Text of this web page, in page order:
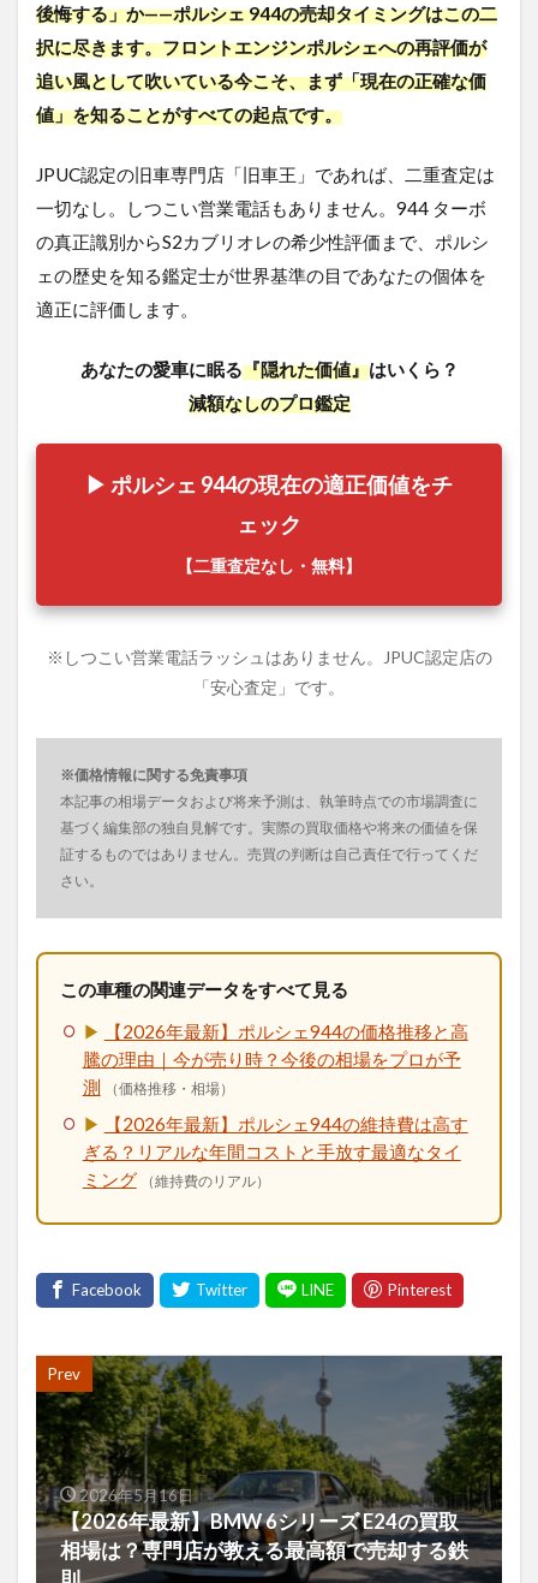
後悔する」か——ポルシェ 944の売却タイミングはこの二
択に尽きます。フロントエンジンポルシェへの再評価が
追い風として吹いている今こそ、まず「現在の正確な価
値」を知ることがすべての起点です。
JPUC認定の旧車専門店「旧車王」であれば、二重査定は
一切なし。しつこい営業電話もありません。944 ターボ
の真正識別からS2カブリオレの希少性評価まで、ポルシ
ェの歴史を知る鑑定士が世界基準の目であなたの個体を
適正に評価します。
あなたの愛車に眠る『隠れた価値』はいくら？
減額なしのプロ鑑定
▶ ポルシェ 944の現在の適正価値をチ
ェック
【二重査定なし・無料】
※しつこい営業電話ラッシュはありません。JPUC認定店の
「安心査定」です。
※価格情報に関する免責事項
本記事の相場データおよび将来予測は、執筆時点での市場調査に
基づく編集部の独自見解です。実際の買取価格や将来の価値を保
証するものではありません。売買の判断は自己責任で行ってくだ
さい。
この車種の関連データをすべて見る
▶
【2026年最新】ポルシェ944の価格推移と高
騰の理由｜今が売り時？今後の相場をプロが予
測
（価格推移・相場）
▶
【2026年最新】ポルシェ944の維持費は高す
ぎる？リアルな年間コストと手放す最適なタイ
ミング
（維持費のリアル）
Prev
2026年5月16日
【2026年最新】BMW 6シリーズ E24の買取
相場は？専門店が教える最高額で売却する鉄